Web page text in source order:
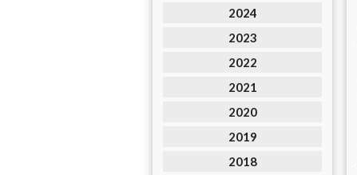
2024
2023
2022
2021
2020
2019
2018